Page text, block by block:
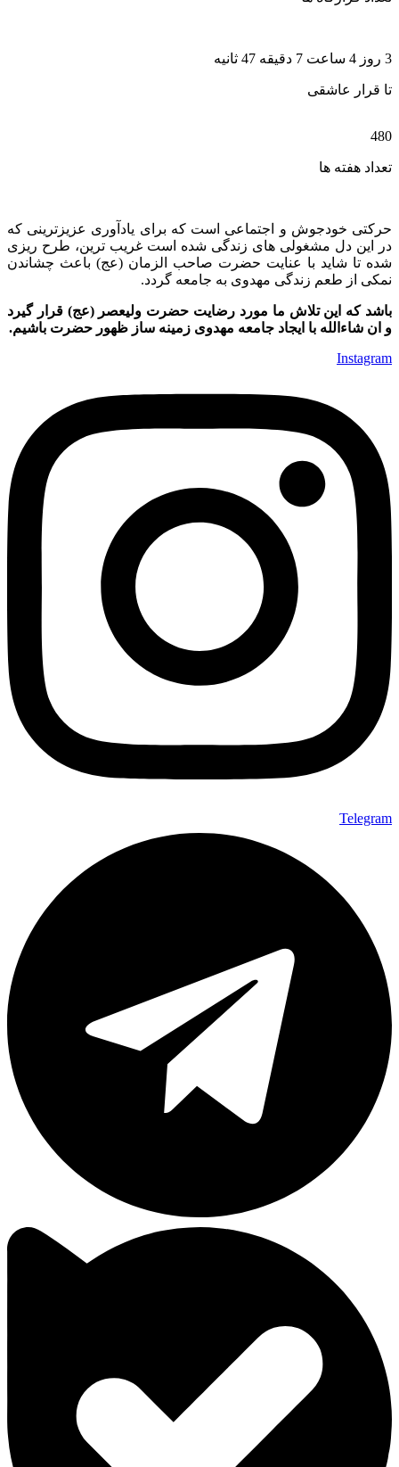
3 روز 4 ساعت 7 دقیقه 46 ثانیه
تا قرار عاشقی
480
تعداد هفته ها
حرکتی خودجوش و اجتماعی است که برای یادآوری عزیزترینی که
در این دل مشغولی های زندگی شده است غریب ترین، طرح ریزی
شده تا شاید با عنایت حضرت صاحب الزمان (عج) باعث چشاندن
نمکی از طعم زندگی مهدوی به جامعه گردد.
باشد که این تلاش ما مورد رضایت حضرت ولیعصر (عج) قرار گیرد
و ان شاءالله با ایجاد جامعه مهدوی زمینه ساز ظهور حضرت باشیم.
Instagram
Telegram